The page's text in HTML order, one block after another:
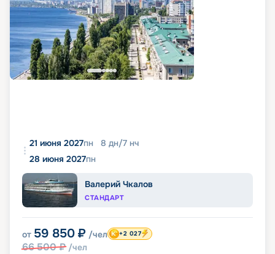
21 июня 2027пн 8 дн/7 нч
28 июня 2027пн
Валерий Чкалов
СТАНДАРТ
от 59 850 ₽ /чел
66 500₽ /чел
+2 027